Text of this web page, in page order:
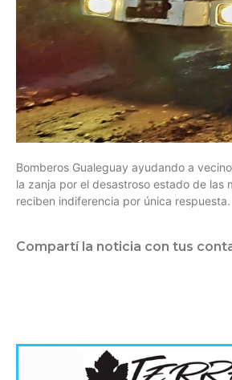
Bomberos Gualeguay ayudando a
la zanja por el desastroso estado de las
reciben indiferencia por única respuesta.
Compartí la noticia con tus